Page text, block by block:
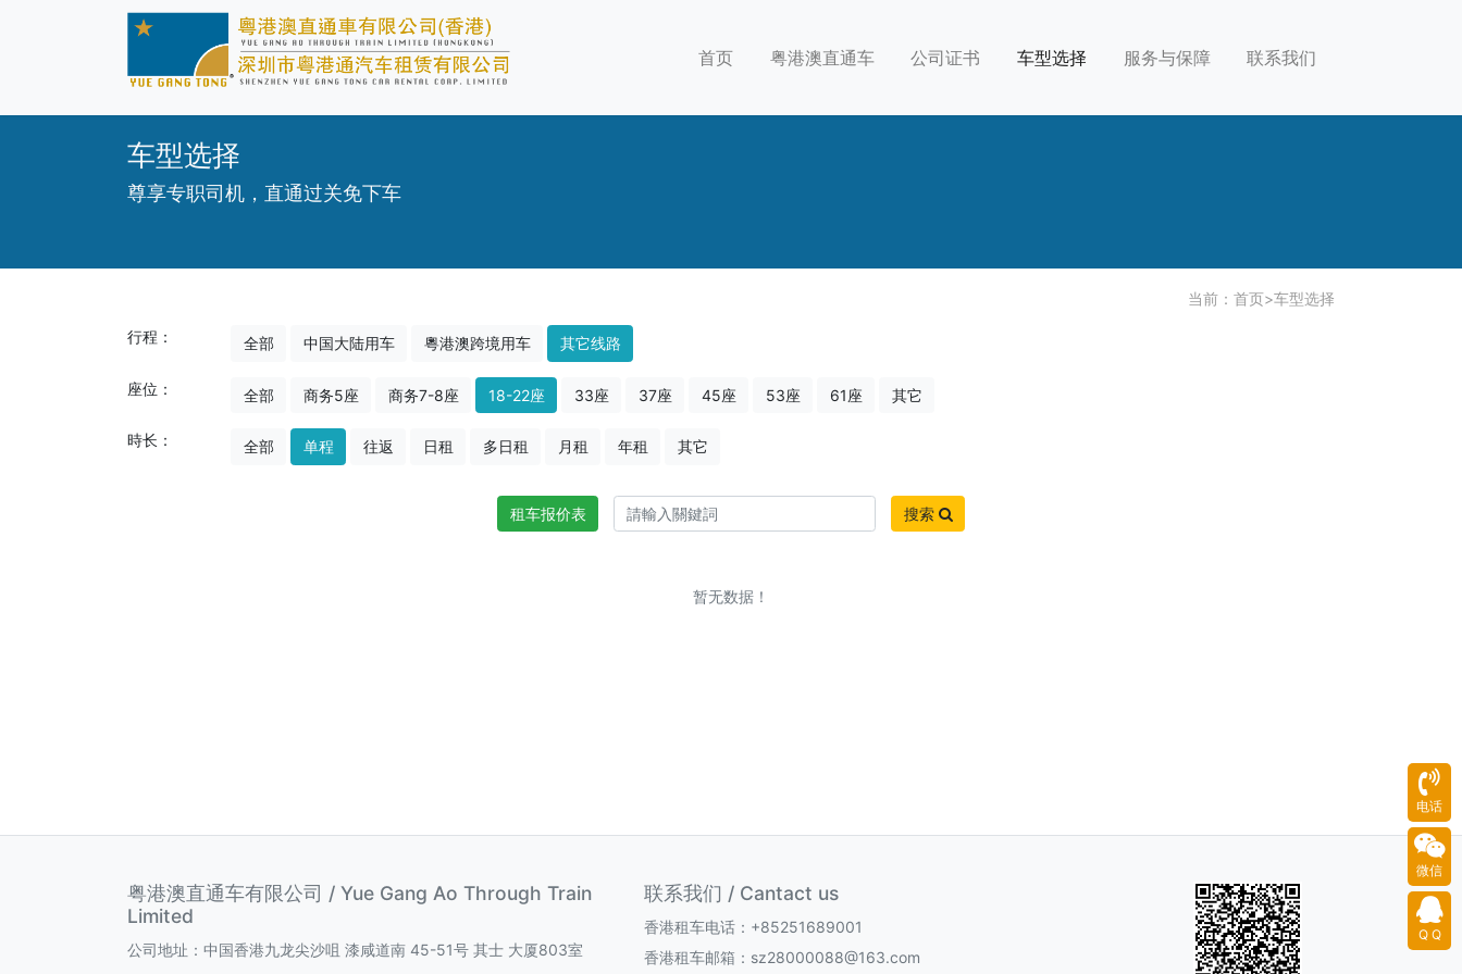
首页 粤港澳直通车 公司证书 车型选择 服务与保障 联系我们
车型选择
尊享专职司机，直通过关免下车
当前： 首页>车型选择
行程： 全部 中国大陆用车 粵港澳跨境用车 其它线路
座位： 全部 商务5座 商务7-8座 18-22座 33座 37座 45座 53座 61座 其它
時长： 全部 单程 往返 日租 多日租 月租 年租 其它
租车报价表 搜索
暂无数据！
粤港澳直通车有限公司 / Yue Gang Ao Through Train
Limited
公司地址：中国香港九龙尖沙咀 漆咸道南 45-51号 其士 大厦803室
联系我们 / Cantact us
香港租车电话：+85251689001
香港租车邮箱：sz28000088@163.com
电话
微信
Q Q